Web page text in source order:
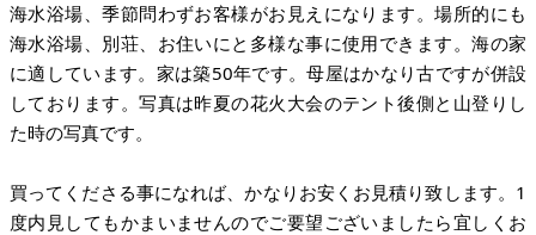
海水浴場、季節問わずお客様がお見えになります。場所的にも
海水浴場、別荘、お住いにと多様な事に使用できます。海の家
に適しています。家は築50年です。母屋はかなり古ですが併設
しております。写真は昨夏の花火大会のテント後側と山登りし
た時の写真です。
買ってくださる事になれば、かなりお安くお見積り致します。1
度内見してもかまいませんのでご要望ございましたら宜しくお